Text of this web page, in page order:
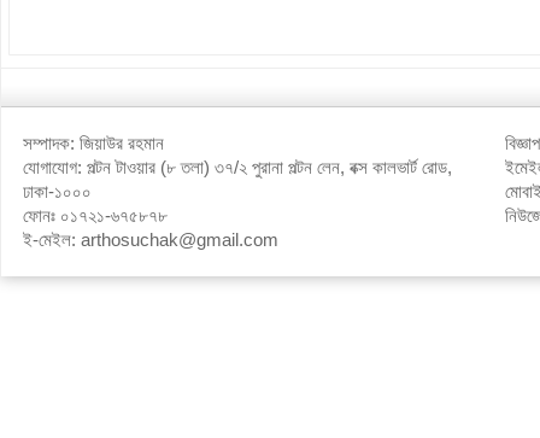
সম্পাদক: জিয়াউর রহমান
যোগাযোগ: পল্টন টাওয়ার (৮ তলা) ৩৭/২ পুরানা পল্টন লেন, বক্স কালভার্ট রোড,
ঢাকা-১০০০
ফোনঃ ০১৭২১-৬৭৫৮৭৮
ই-মেইল: arthosuchak@gmail.com